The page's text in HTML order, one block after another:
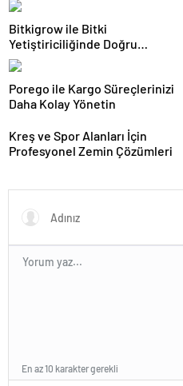
Bitkigrow ile Bitki
Yetiştiriciliğinde Doğru
Ekipman ve Ürün Seçimi
Porego ile Kargo Süreçlerinizi
Daha Kolay Yönetin
Kreş ve Spor Alanları İçin
Profesyonel Zemin Çözümleri
En az 10 karakter gerekli